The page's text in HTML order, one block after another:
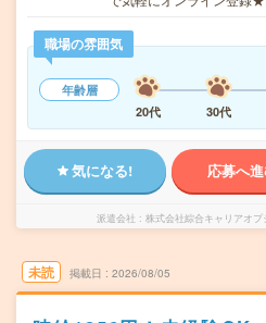
職場の雰囲気
年齢層
20代
30代
気になる! 応募へ
派遣会社 株式会社綜合キャリアオ
未読 掲載日 2026/08/05